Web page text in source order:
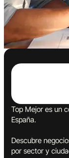
Top Mejor es un
España.
Descubre
por sector y